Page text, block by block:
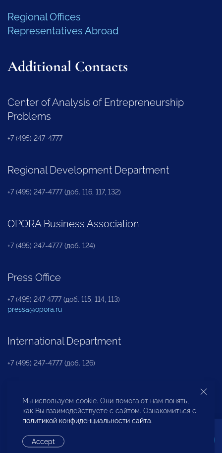
Regional Offices
Representatives Abroad
Additional Contacts
Center of Analysis of Entrepreneurship
Problems
+7 (495) 247-4777
Regional Development Department
+7 (495) 247-4777 (доб. 116, 117, 132)
OPORA Business Association
+7 (495) 247-4777 (доб. 124)
Press Office
+7 (495) 247 4777 (доб. 115, 114, 113)
pressa@opora.ru
International Department
+7 (495) 247-4777 (доб. 126)
Business and Investment Rights Protection
Department
Мы используем cookie. Они помогают нам понять,
как Вы взаимодействуете с сайтом. Ознакомиться с
политикой конфиденциальности сайта.
Accept